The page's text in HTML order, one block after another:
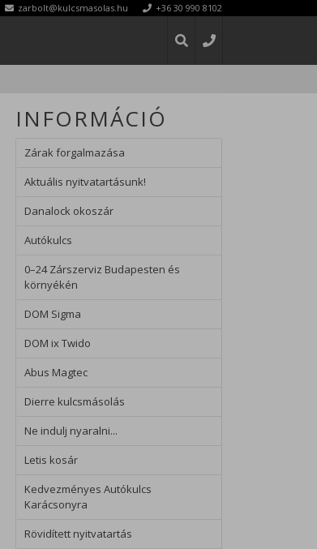
zarbolt@kulcsmasolas.hu +36 30 990 8102
KERESÉS
INFORMÁCIÓ
Zárak forgalmazása
Aktuális nyitvatartásunk!
Danalock okoszár
Autókulcs
0–24 Zárszerviz Budapesten és
környékén
DOM Sigma
DOM ix Twido
Abus Magtec
Dierre kulcsmásolás
Ne indulj nyaralni...
Letis kosár
Kedvezményes Autókulcs
Karácsonyra
Rövidített nyitvatartás